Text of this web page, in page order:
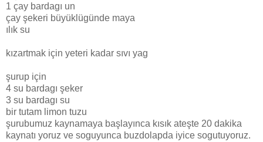
1 çay bardagı un
çay şekeri büyüklügünde maya
ılık su
kızartmak için yeteri kadar sıvı yag
şurup için
4 su bardagı şeker
3 su bardagı su
bir tutam limon tuzu
şurubumuz kaynamaya başlayınca kısık ateşte 20 dakika
kaynatı yoruz ve soguyunca buzdolapda iyice sogutuyoruz.